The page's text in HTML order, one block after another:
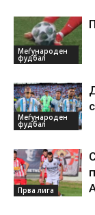
Меѓународен
фудбал
Меѓународен
фудбал
Прва лига